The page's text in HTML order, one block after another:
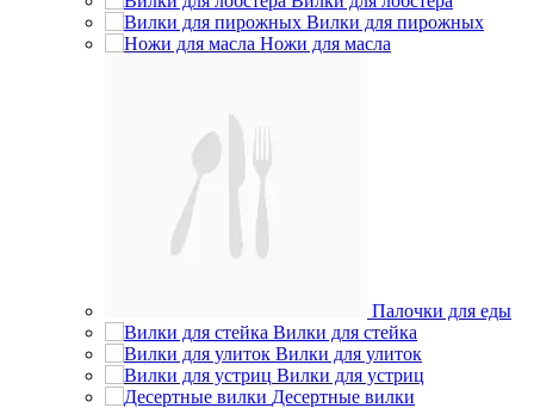
Вилки для пирожных
Ножи для масла
Палочки для еды
Вилки для стейка
Вилки для улиток
Вилки для устриц
Десертные вилки